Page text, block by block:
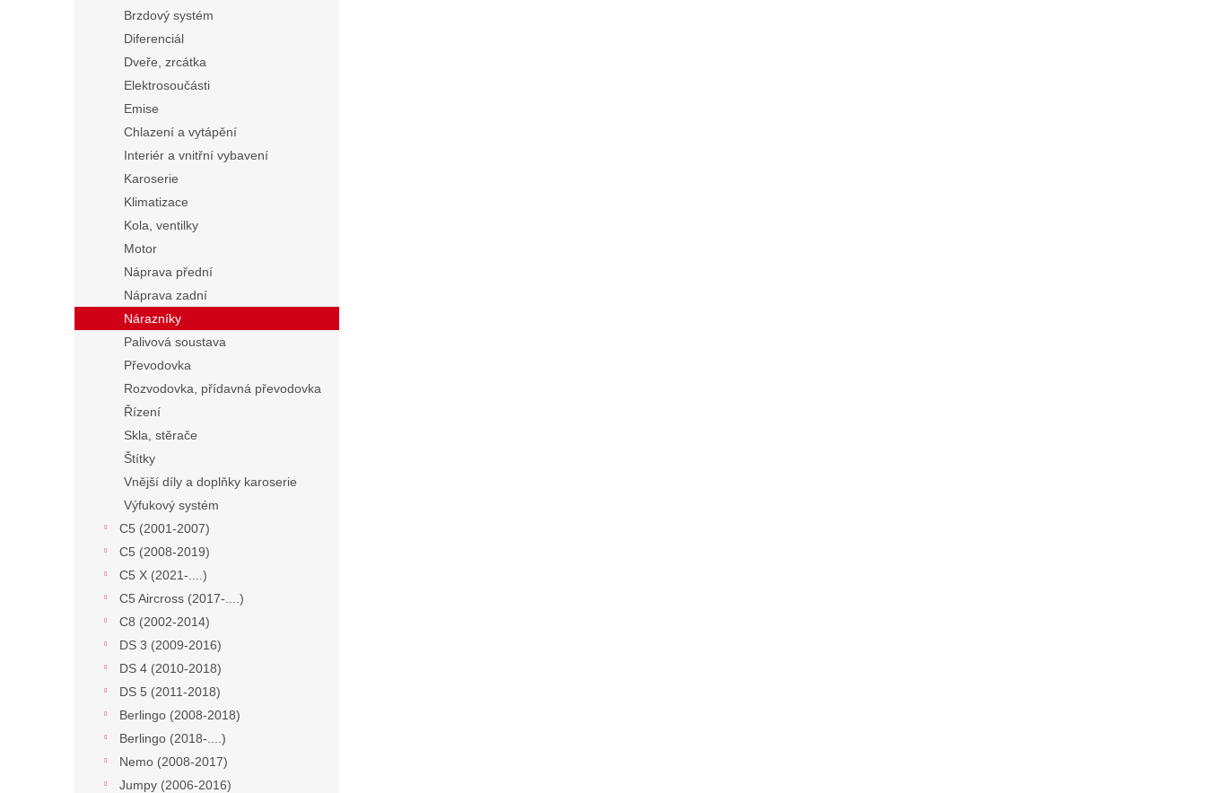
Brzdový systém
Diferenciál
Dveře, zrcátka
Elektrosoučásti
Emise
Chlazení a vytápění
Interiér a vnitřní vybavení
Karoserie
Klimatizace
Kola, ventilky
Motor
Náprava přední
Náprava zadní
Nárazníky
Palivová soustava
Převodovka
Rozvodovka, přídavná převodovka
Řízení
Skla, stěrače
Štítky
Vnější díly a doplňky karoserie
Výfukový systém
C5 (2001-2007)
C5 (2008-2019)
C5 X (2021-....)
C5 Aircross (2017-....)
C8 (2002-2014)
DS 3 (2009-2016)
DS 4 (2010-2018)
DS 5 (2011-2018)
Berlingo (2008-2018)
Berlingo (2018-....)
Nemo (2008-2017)
Jumpy (2006-2016)